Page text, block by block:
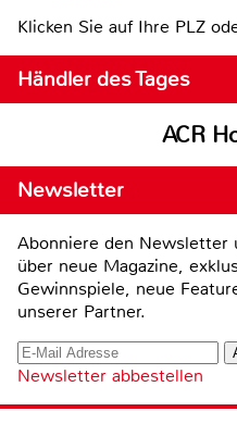
Klicken Sie auf Ihre PLZ
Händler des Tages
ACR
Newsletter
Abonniere den Newsletter
über neue Magazine,
Gewinnspiele, neue
unserer Partner.
Newsletter abbestellen